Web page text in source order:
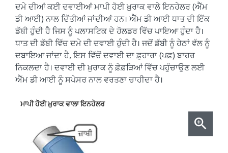
ਦਮੇ ਦੀਆਂ ਕਈ ਦਵਾਈਆਂ ਮਾਪੀ ਹੋਈ ਖ਼ੁਰਾਕ ਵਾਲੇ ਇਨਹੇਲਰ (ਐੱਮ
ਡੀ ਆਈ) ਨਾਲ ਦਿੱਤੀਆਂ ਜਾਂਦੀਆਂ ਹਨ। ਐੱਮ ਡੀ ਆਈ ਧਾਤ ਦੀ ਇੱਕ
ਡੱਬੀ ਹੁੰਦੀ ਹੈ ਜਿਸ ਨੂੰ ਪਲਾਸਟਿਕ ਦੇ ਹੋਲਡਰ ਵਿੱਚ ਪਾਇਆ ਹੁੰਦਾ ਹੈ।
ਧਾਤ ਦੀ ਡੱਬੀ ਵਿੱਚ ਦਮੇ ਦੀ ਦਵਾਈ ਹੁੰਦੀ ਹੈ। ਜਦੋਂ ਡੱਬੀ ਨੂੰ ਹੇਠਾਂ ਵੱਲ ਨੂੰ
ਦਬਾਇਆ ਜਾਂਦਾ ਹੈ, ਇਸ ਵਿੱਚੋਂ ਦਵਾਈ ਦਾ ਫ਼ੁਹਾਰਾ (ਪਫ਼) ਬਾਹਰ
ਨਿਕਲਦਾ ਹੈ। ਦਵਾਈ ਦੀ ਖ਼ੁਰਾਕ ਨੂੰ ਫ਼ੇਫ਼ੜਿਆਂ ਵਿੱਚ ਪਹੁੰਚਾਉਣ ਲਈ
ਐੱਮ ਡੀ ਆਈ ਨੂੰ ਸਪੇਸਰ ਨਾਲ ਵਰਤਣਾ ਚਾਹੀਦਾ ਹੈ।
ਮਾਪੀ ਹੋਈ ਖ਼ੁਰਾਕ ਵਾਲਾ ਇਨਹੇਲਰ